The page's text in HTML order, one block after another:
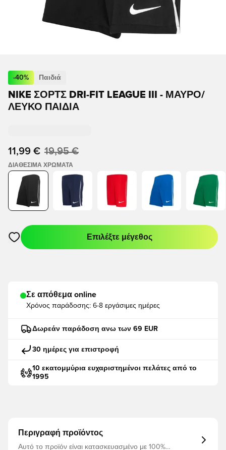
-40% Παιδιά
NIKE ΣΟΡΤΣ DRI-FIT LEAGUE III - ΜΑΎΡΟ/
ΛΕΥΚΌ ΠΑΙΔΙΆ
11,99 € 19,95 €
ΔΙΑΘΈΣΙΜΑ ΧΡΏΜΑΤΑ
Ανοίγει ένα Modal για να συνδεθείτε ή να εγγραφείτε ως
Επιλέξτε μέγεθος
Σε απόθεμα online
Χρόνος παράδοσης: 6-8 εργάσιμες ημέρες
Δωρεάν παράδοση ανω των 69 EUR
30 ημέρες για επιστροφή
10 εκατομμύρια ευχαριστημένοι πελάτες από το
1995
Περιγραφή προϊόντος
Αυτό το προϊόν είναι κατασκευασμένο με 100%